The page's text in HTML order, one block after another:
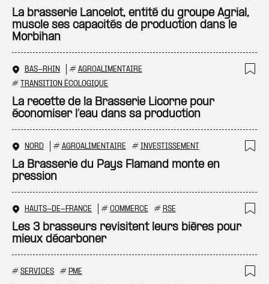
La brasserie Lancelot, entité du groupe Agrial,
muscle ses capacités de production dans le
Morbihan
BAS-RHIN # AGROALIMENTAIRE
# TRANSITION ÉCOLOGIQUE
La recette de la Brasserie Licorne pour
économiser l’eau dans sa production
NORD # AGROALIMENTAIRE # INVESTISSEMENT
La Brasserie du Pays Flamand monte en
pression
HAUTS-DE-FRANCE # COMMERCE # RSE
Les 3 brasseurs revisitent leurs bières pour
mieux décarboner
# SERVICES # PME